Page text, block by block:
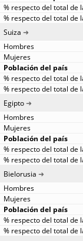
Suiza
Egipto
Bielorusia